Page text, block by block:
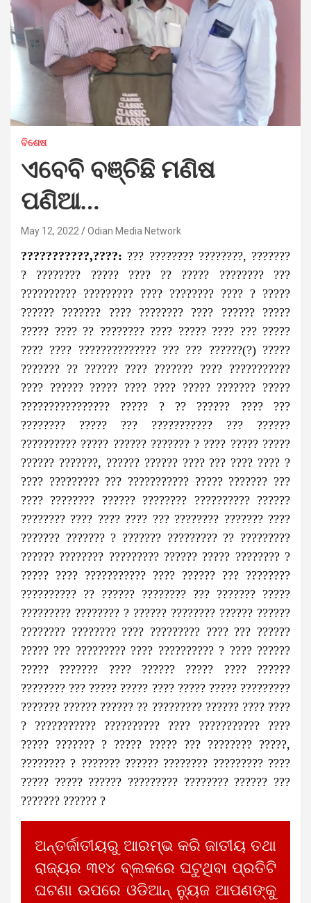
ବିଶେଷ
ଏବେବି ବଞ୍ଚିଛି ମଣିଷ
ପଣିଆ…
May 12, 2022 Odian Media Network
???????????,????: ??? ???????? ????????, ???????
? ???????? ????? ???? ?? ????? ???????? ???
?????????? ????????? ???? ???????? ???? ? ?????
?????? ??????? ???? ???????? ???? ?????? ?????
????? ???? ?? ???????? ???? ????? ???? ??? ?????
???? ???? ?????????????? ??? ??? ??????(?) ?????
??????? ?? ?????? ???? ??????? ???? ???????????
???? ?????? ????? ???? ???? ????? ??????? ?????
???????????????? ????? ? ?? ?????? ???? ???
???????? ????? ??? ??????????? ??? ??????
?????????? ????? ?????? ??????? ? ???? ????? ?????
?????? ???????, ?????? ?????? ???? ??? ???? ???? ?
???? ????????? ??? ??????????? ????? ??????? ???
???? ???????? ?????? ???????? ?????????? ??????
???????? ???? ???? ???? ??? ???????? ??????? ????
??????? ??????? ? ??????? ????????? ?? ?????????
?????? ???????? ????????? ?????? ????? ???????? ?
????? ???? ??????????? ???? ?????? ??? ????????
?????????? ?? ?????? ???????? ??? ??????? ?????
????????? ???????? ? ?????? ???????? ?????? ??????
???????? ???????? ???? ????????? ???? ??? ??????
????? ??? ????????? ???? ?????????? ? ???? ??????
????? ??????? ???? ?????? ????? ???? ??????
???????? ??? ????? ????? ???? ????? ????? ?????????
??????? ?????? ?????? ?? ????????? ?????? ???? ????
? ??????????? ?????????? ???? ??????????? ????
????? ??????? ? ????? ????? ??? ???????? ?????,
???????? ? ??????? ?????? ???????? ????????? ????
????? ????? ?????? ????????? ???????? ?????? ???
??????? ?????? ?
ଅନ୍ତର୍ଜାତୀୟରୁ ଆରମ୍ଭ କରି ଜାତୀୟ ତଥା
ରାଜ୍ୟର ୩୧୪ ବ୍ଲକରେ ଘଟୁଥିବା ପ୍ରତିଟି
ଘଟଣା ଉପରେ ଓଡିଆନ୍ ନ୍ୟୁଜ ଆପଣଙ୍କୁ